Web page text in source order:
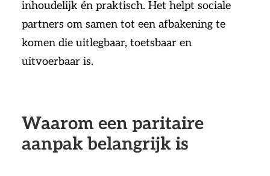
inhoudelijk én praktisch. Het helpt sociale
partners om samen tot een afbakening te
komen die uitlegbaar, toetsbaar en
uitvoerbaar is.
Waarom een paritaire
aanpak belangrijk is